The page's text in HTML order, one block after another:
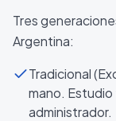
Tres
Argentina:
Tradicional
mano.
administrador.